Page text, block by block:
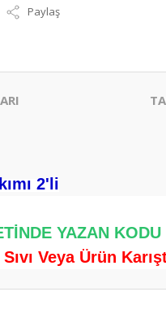
Paylaş
2'li
YAZAN
Veya Ürün